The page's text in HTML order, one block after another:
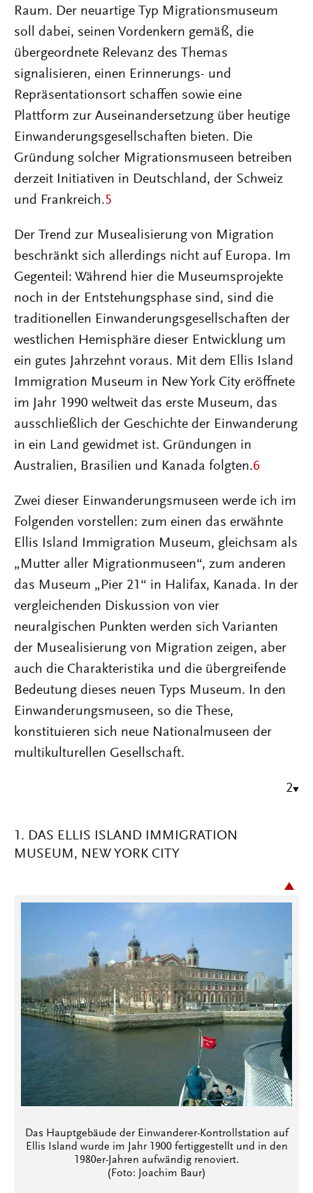
Raum. Der neuartige Typ Migrationsmuseum
soll dabei, seinen Vordenkern gemäß, die
übergeordnete Relevanz des Themas
signalisieren, einen Erinnerungs- und
Repräsentationsort schaffen sowie eine
Plattform zur Auseinandersetzung über heutige
Einwanderungsgesellschaften bieten. Die
Gründung solcher Migrationsmuseen betreiben
derzeit Initiativen in Deutschland, der Schweiz
und Frankreich.5
Der Trend zur Musealisierung von Migration
beschränkt sich allerdings nicht auf Europa. Im
Gegenteil: Während hier die Museumsprojekte
noch in der Entstehungsphase sind, sind die
traditionellen Einwanderungsgesellschaften der
westlichen Hemisphäre dieser Entwicklung um
ein gutes Jahrzehnt voraus. Mit dem Ellis Island
Immigration Museum in New York City eröffnete
im Jahr 1990 weltweit das erste Museum, das
ausschließlich der Geschichte der Einwanderung
in ein Land gewidmet ist. Gründungen in
Australien, Brasilien und Kanada folgten.6
Zwei dieser Einwanderungsmuseen werde ich im
Folgenden vorstellen: zum einen das erwähnte
Ellis Island Immigration Museum, gleichsam als
„Mutter aller Migrationmuseen“, zum anderen
das Museum „Pier 21“ in Halifax, Kanada. In der
vergleichenden Diskussion von vier
neuralgischen Punkten werden sich Varianten
der Musealisierung von Migration zeigen, aber
auch die Charakteristika und die übergreifende
Bedeutung dieses neuen Typs Museum. In den
Einwanderungsmuseen, so die These,
konstituieren sich neue Nationalmuseen der
multikulturellen Gesellschaft.
2
1. DAS ELLIS ISLAND IMMIGRATION
MUSEUM, NEW YORK CITY
Das Hauptgebäude der Einwanderer-Kontrollstation auf
Ellis Island wurde im Jahr 1900 fertiggestellt und in den
1980er-Jahren aufwändig renoviert.
(Foto: Joachim Baur)